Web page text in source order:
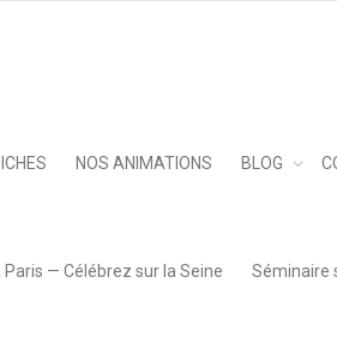
NOS ANIMATIONS BLOG
— Célébrez sur la Seine Séminaire